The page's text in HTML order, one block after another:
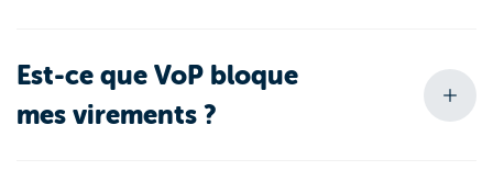
Est-ce que VoP bloque
mes virements ?